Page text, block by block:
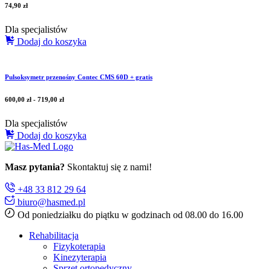
74,90 zł
Dla specjalistów
Dodaj do koszyka
Pulsoksymetr przenośny Contec CMS 60D + gratis
600,00 zł - 719,00 zł
Dla specjalistów
Dodaj do koszyka
Masz pytania? Skontaktuj się z nami!
+48 33 812 29 64
biuro@hasmed.pl
Od poniedziałku do piątku w godzinach od 08.00 do 16.00
Rehabilitacja
Fizykoterapia
Kinezyterapia